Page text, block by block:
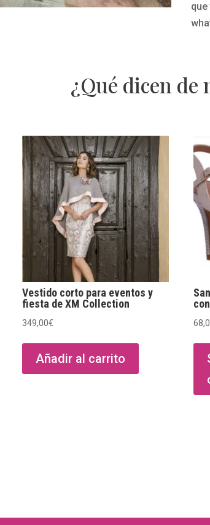
¿Qué dicen de
Vestido corto para eventos y
fiesta de XM Collection
349,00€
Añadir al carrito